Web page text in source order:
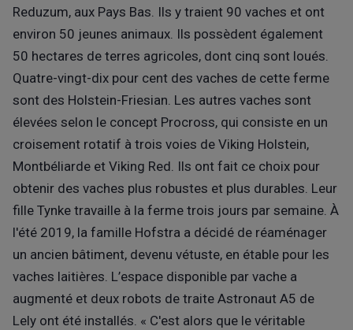
Reduzum, aux Pays Bas. Ils y traient 90 vaches et ont
environ 50 jeunes animaux. Ils possèdent également
50 hectares de terres agricoles, dont cinq sont loués.
Quatre-vingt-dix pour cent des vaches de cette ferme
sont des Holstein-Friesian. Les autres vaches sont
élevées selon le concept Procross, qui consiste en un
croisement rotatif à trois voies de Viking Holstein,
Montbéliarde et Viking Red. Ils ont fait ce choix pour
obtenir des vaches plus robustes et plus durables. Leur
fille Tynke travaille à la ferme trois jours par semaine. À
l'été 2019, la famille Hofstra a décidé de réaménager
un ancien bâtiment, devenu vétuste, en étable pour les
vaches laitières. L’espace disponible par vache a
augmenté et deux robots de traite Astronaut A5 de
Lely ont été installés. « C'est alors que le véritable